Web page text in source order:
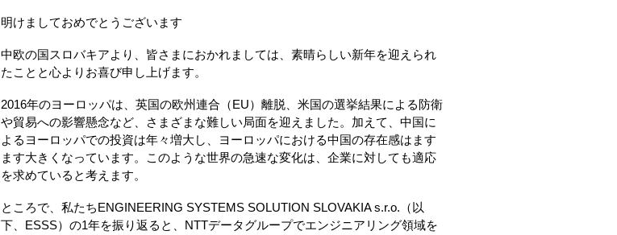
明けましておめでとうございます
中欧の国スロバキアより、皆さまにおかれましては、素晴らしい新年を迎えられ
たことと心よりお喜び申し上げます。
2016年のヨーロッパは、英国の欧州連合（EU）離脱、米国の選挙結果による防衛
や貿易への影響懸念など、さまざまな難しい局面を迎えました。加えて、中国に
よるヨーロッパでの投資は年々増大し、ヨーロッパにおける中国の存在感はます
ます大きくなっています。このような世界の急速な変化は、企業に対しても適応
を求めていると考えます。
ところで、私たちENGINEERING SYSTEMS SOLUTION SLOVAKIA s.r.o.（以
下、ESSS）の1年を振り返ると、NTTデータグループでエンジニアリング領域を